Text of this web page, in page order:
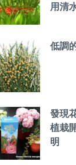
用清
低調
發現
植栽
明